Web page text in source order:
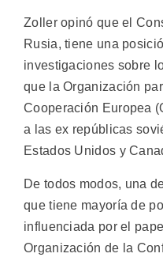
Zoller opinó que el
Rusia, tiene una
investigaciones sobre
que la Organización
Cooperación Europea
a las ex repúblicas
Estados Unidos y
De todos modos, una
que tiene mayoría de
influenciada por el
Organización de la